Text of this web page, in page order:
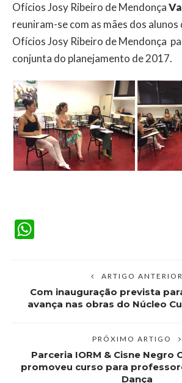
Ofícios Josy Ribeiro de Mendonça
reuniram-se com as mães dos
Ofícios Josy Ribeiro de Mendonça
conjunta do planejamento de 2017.
ARTIGO ANTERIOR
Com inauguração prevista
avança nas obras do Núcleo
PRÓXIMO ARTIGO
Parceria IORM & Cisne Negro
promoveu curso para
Dança